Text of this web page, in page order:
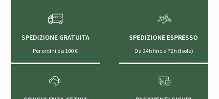
SPEDIZIONE GRATUITA
Per ordini da 100 €
SPEDIZIONE ESPRESSO
Da 24h fino a 72h (Isole)